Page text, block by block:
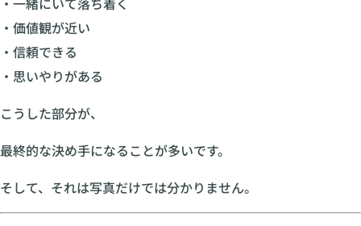
・価値観が近い
・信頼できる
・思いやりがある
こうした部分が、
最終的な決め手になることが多いです。
そして、それは写真だけでは分かりません。